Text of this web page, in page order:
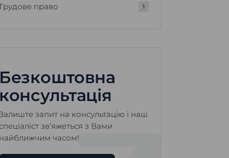
право 1
запит на консультацію і наш
зв’яжеться з Вами
часом!